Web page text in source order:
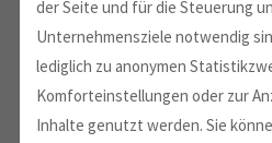
der Seite und für die Steuerung
Unternehmensziele notwendig
lediglich zu anonymen
Komforteinstellungen oder zur
Inhalte genutzt werden. Sie